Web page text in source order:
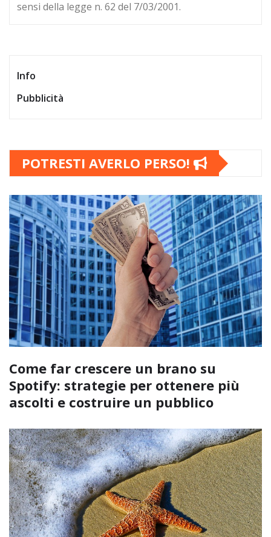
sensi della legge n. 62 del 7/03/2001.
Info
Pubblicità
POTRESTI AVERLO PERSO!
Come far crescere un brano su
Spotify: strategie per ottenere più
ascolti e costruire un pubblico